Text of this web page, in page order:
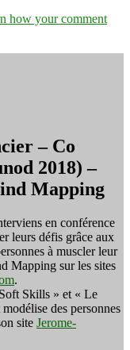
how your comment
– Co
2018) –
Mapping
en conférence
leurs défis grâce aux
à muscler leur
Mapping sur les sites
.
Skills » et « Le
des personnes
site Jerome-